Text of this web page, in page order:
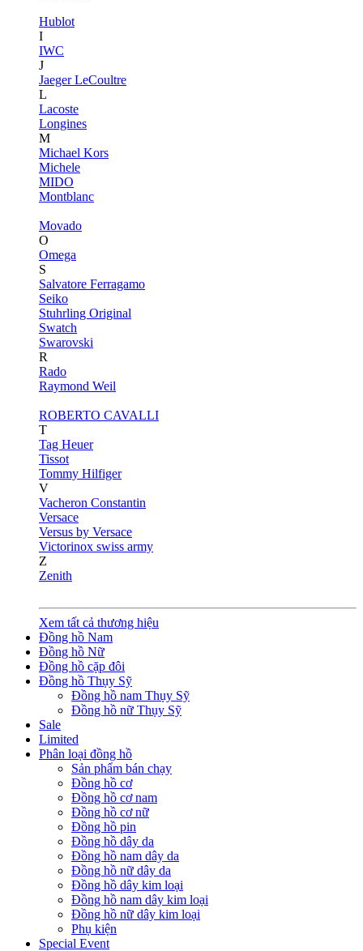
Hublot
I
IWC
J
Jaeger LeCoultre
L
Lacoste
Longines
M
Michael Kors
Michele
MIDO
Montblanc
Movado
O
Omega
S
Salvatore Ferragamo
Seiko
Stuhrling Original
Swatch
Swarovski
R
Rado
Raymond Weil
ROBERTO CAVALLI
T
Tag Heuer
Tissot
Tommy Hilfiger
V
Vacheron Constantin
Versace
Versus by Versace
Victorinox swiss army
Z
Zenith
Xem tất cả thương hiệu
Đồng hồ Nam
Đồng hồ Nữ
Đồng hồ cặp đôi
Đồng hồ Thụy Sỹ
Đồng hồ nam Thụy Sỹ
Đồng hồ nữ Thụy Sỹ
Sale
Limited
Phân loại đồng hồ
Sản phẩm bán chạy
Đồng hồ cơ
Đồng hồ cơ nam
Đồng hồ cơ nữ
Đồng hồ pin
Đồng hồ dây da
Đồng hồ nam dây da
Đồng hồ nữ dây da
Đồng hồ dây kim loại
Đồng hồ nam dây kim loại
Đồng hồ nữ dây kim loại
Phụ kiện
Special Event